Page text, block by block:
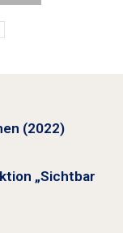
(2022)
„Sichtbar